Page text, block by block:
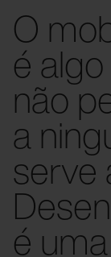
O
é
não
a
serve
é